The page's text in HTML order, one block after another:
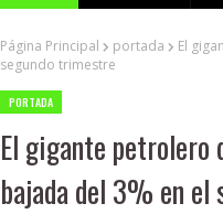
Página Principal portada
El
segundo trimestre
PORTADA
El gigante petrolero
bajada del 3% en